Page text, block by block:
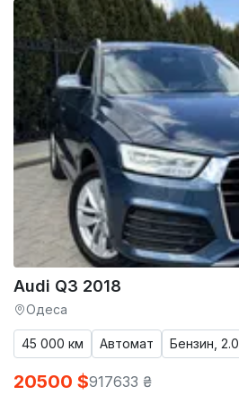
Audi Q3 2018
Одеса
45 000 км Автомат Бензин, 2.0
20500 $917633 ₴